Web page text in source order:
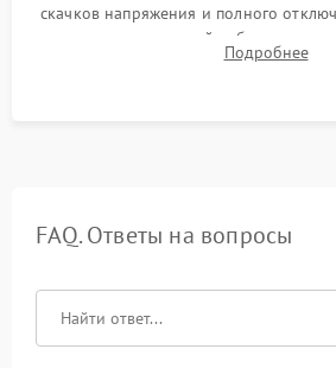
скачков напряжения и полного
времени автономной работы,
корректности формыПодробнее
FAQ. Ответы на вопросы